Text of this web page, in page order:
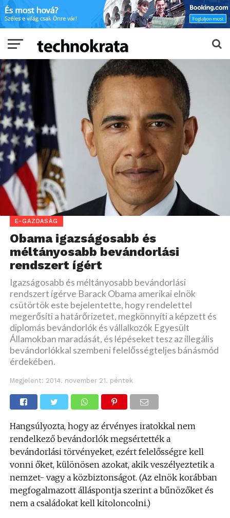
E-GAZDASÁG
Obama igazságosabb és
méltányosabb bevándorlási
rendszert ígért
Igazságosabb és méltányosabb bevándorlási
rendszert ígérve Barack Obama amerikai elnök
csütörtök este bejelentette, hogy rendelettel
megerősíti a határőrizetet, megkönnyíti a képzett és
diplomás bevándorlók és vállalkozók Egyesült
Államokban maradását, és lépéseket tesz az illegális
bevándorlókkal szembeni felelősségteljes bánásmód
érdekében.
Megjelent: 2014. november 21. péntek
Hangsúlyozta, hogy az érvényes iratokkal nem
rendelkező bevándorlók megsértették a
bevándorlási törvényeket, ezért felelősségre kell
vonni őket, különösen azokat, akik veszélyeztetik a
nemzet- vagy a közbiztonságot. (Az elnök korábban
megfogalmazott álláspontja szerint a bűnözőket és
nem a családokat kell kitoloncolni.)